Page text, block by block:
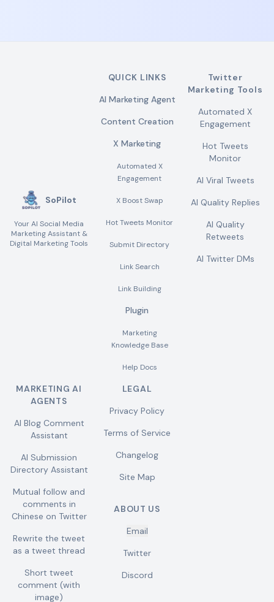
SoPilot
Your AI Social Media
Marketing Assistant &
Digital Marketing Tools
QUICK LINKS
AI Marketing Agent
Content Creation
X Marketing
Automated X
Engagement
X Boost Swap
Hot Tweets Monitor
Submit Directory
Link Search
Link Building
Plugin
Marketing
Knowledge Base
Help Docs
Twitter
Marketing Tools
Automated X
Engagement
Hot Tweets
Monitor
AI Viral Tweets
AI Quality Replies
AI Quality
Retweets
AI Twitter DMs
MARKETING AI
AGENTS
AI Blog Comment
Assistant
AI Submission
Directory Assistant
Mutual follow and
comments in
Chinese on Twitter
Rewrite the tweet
as a tweet thread
Short tweet
comment (with
image)
LEGAL
Privacy Policy
Terms of Service
Changelog
Site Map
ABOUT US
Email
Twitter
Discord